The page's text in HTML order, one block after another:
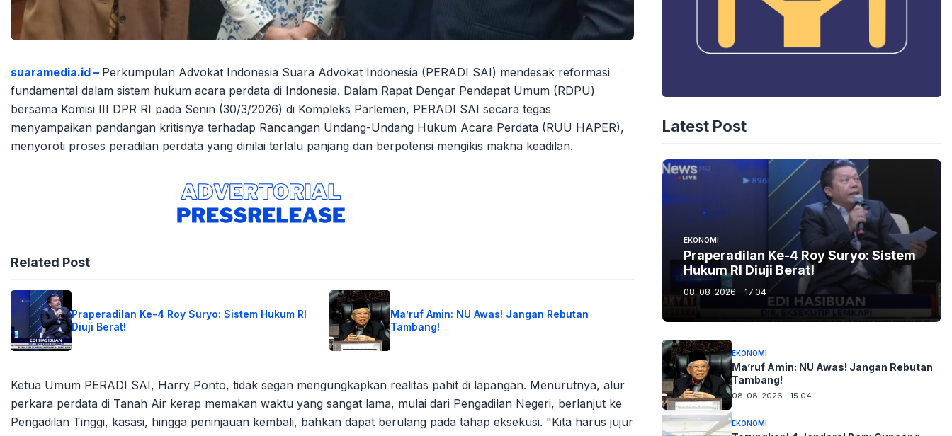
suaramedia.id – Perkumpulan Advokat Indonesia Suara Advokat Indonesia (PERADI SAI) mendesak reformasi
fundamental dalam sistem hukum acara perdata di Indonesia. Dalam Rapat Dengar Pendapat Umum (RDPU)
bersama Komisi III DPR RI pada Senin (30/3/2026) di Kompleks Parlemen, PERADI SAI secara tegas
menyampaikan pandangan kritisnya terhadap Rancangan Undang-Undang Hukum Acara Perdata (RUU HAPER),
menyoroti proses peradilan perdata yang dinilai terlalu panjang dan berpotensi mengikis makna keadilan.
Related Post
Praperadilan Ke-4 Roy Suryo: Sistem Hukum RI
Diuji Berat!
Ma’ruf Amin: NU Awas! Jangan Rebutan
Tambang!
Ketua Umum PERADI SAI, Harry Ponto, tidak segan mengungkapkan realitas pahit di lapangan. Menurutnya, alur
perkara perdata di Tanah Air kerap memakan waktu yang sangat lama, mulai dari Pengadilan Negeri, berlanjut ke
Pengadilan Tinggi, kasasi, hingga peninjauan kembali, bahkan dapat berulang pada tahap eksekusi. "Kita harus jujur
Latest Post
EKONOMI
Praperadilan Ke-4 Roy Suryo: Sistem
Hukum RI Diuji Berat!
08-08-2026 - 17.04
EKONOMI
Ma’ruf Amin: NU Awas! Jangan Rebutan
Tambang!
08-08-2026 - 15.04
EKONOMI